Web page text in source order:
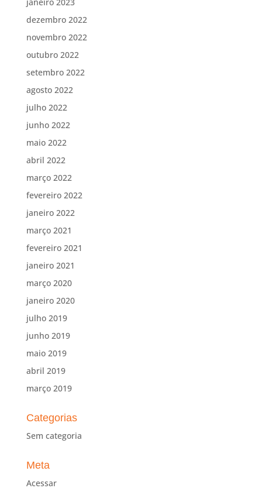
dezembro 2022
novembro 2022
outubro 2022
setembro 2022
agosto 2022
julho 2022
junho 2022
maio 2022
abril 2022
março 2022
fevereiro 2022
janeiro 2022
março 2021
fevereiro 2021
janeiro 2021
março 2020
janeiro 2020
julho 2019
junho 2019
maio 2019
abril 2019
março 2019
Categorias
Sem categoria
Meta
Acessar